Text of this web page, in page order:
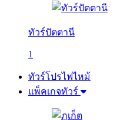
ทัวร์ปัตตานี
1
ทัวร์โปรไฟไหม้
แพ็คเกจทัวร์